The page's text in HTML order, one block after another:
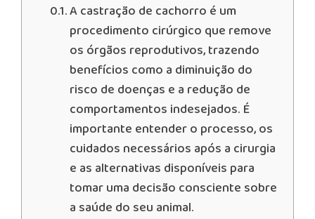
A castração de cachorro é um
procedimento cirúrgico que remove
os órgãos reprodutivos, trazendo
benefícios como a diminuição do
risco de doenças e a redução de
comportamentos indesejados. É
importante entender o processo, os
cuidados necessários após a cirurgia
e as alternativas disponíveis para
tomar uma decisão consciente sobre
a saúde do seu animal.